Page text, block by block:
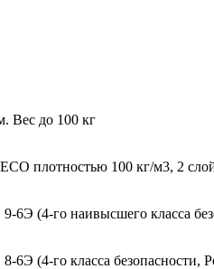
Вес до 100 кг
плотностью 100 кг/м3, 2
(4-го наивысшего класса
(4-го класса безопасности,